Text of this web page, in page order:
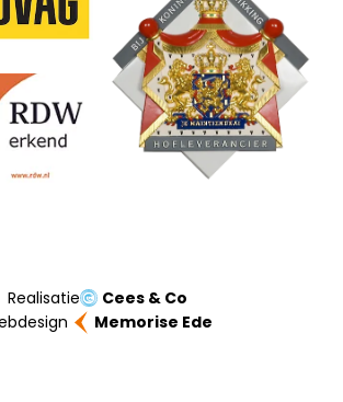
Realisatie
Cees & Co
Memorise Ede